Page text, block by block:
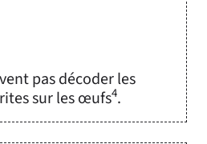
pas décoder les
sur les œufs4.